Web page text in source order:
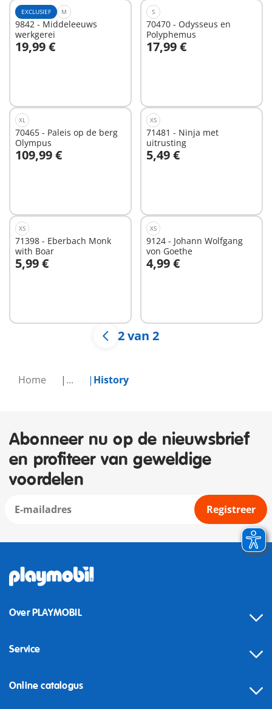
Home ... History
EXCLUSIEF M
9842 - Middeleeuws
werkgerei
19,99 €
S
70470 - Odysseus en
Polyphemus
17,99 €
XL
70465 - Paleis op de berg
Olympus
109,99 €
XS
71481 - Ninja met
uitrusting
5,49 €
XS
71398 - Eberbach Monk
with Boar
5,99 €
In winkelwagen
XS
9124 - Johann Wolfgang
von Goethe
4,99 €
In winkelwagen
2 van 2
Abonneer nu op de nieuwsbrief
en profiteer van geweldige
voordelen
Registreer
Over PLAYMOBIL
Service
Online catalogus